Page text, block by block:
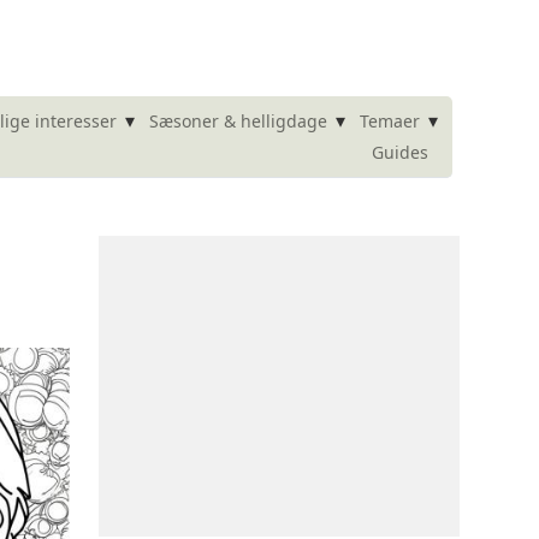
interesser ▾ Sæsoner & helligdage ▾ Temaer ▾
Guides